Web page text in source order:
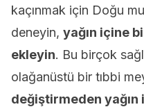
kaçınmak için Doğu
deneyin, yağın içine
ekleyin. Bu birçok
olağanüstü bir tıbbi
değiştirmeden